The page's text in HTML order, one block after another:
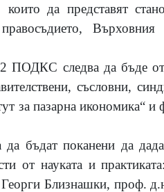
които да представят
ПОДКС следва да бъде
съсловни,
за пазарна икономика“ и
бъдат поканени да
от науката и
Близнашки, проф.